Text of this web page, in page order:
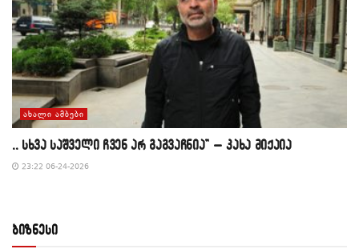
ᲐᲮᲐᲚᲘ ᲐᲛᲑᲔᲑᲘ
,, სხვა საშველი ჩვენ არ გაგვაჩნია” – კახა მიქაია
23:22 06-24-2026
ბიზნესი